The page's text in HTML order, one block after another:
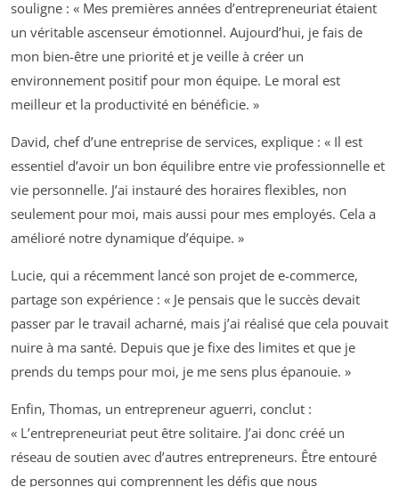
souligne : « Mes premières années d’entrepreneuriat étaient
un véritable ascenseur émotionnel. Aujourd’hui, je fais de
mon bien-être une priorité et je veille à créer un
environnement positif pour mon équipe. Le moral est
meilleur et la productivité en bénéficie. »
David, chef d’une entreprise de services, explique : « Il est
essentiel d’avoir un bon équilibre entre vie professionnelle et
vie personnelle. J’ai instauré des horaires flexibles, non
seulement pour moi, mais aussi pour mes employés. Cela a
amélioré notre dynamique d’équipe. »
Lucie, qui a récemment lancé son projet de e-commerce,
partage son expérience : « Je pensais que le succès devait
passer par le travail acharné, mais j’ai réalisé que cela pouvait
nuire à ma santé. Depuis que je fixe des limites et que je
prends du temps pour moi, je me sens plus épanouie. »
Enfin, Thomas, un entrepreneur aguerri, conclut :
« L’entrepreneuriat peut être solitaire. J’ai donc créé un
réseau de soutien avec d’autres entrepreneurs. Être entouré
de personnes qui comprennent les défis que nous